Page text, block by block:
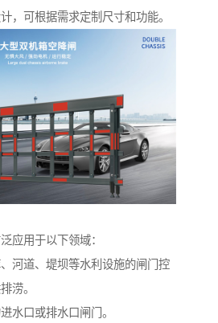
，可根据需求定制尺寸和功能。
应用于以下领域：
河道、堤坝等水利设施的闸门控
涝。
水口或排水口闸门。